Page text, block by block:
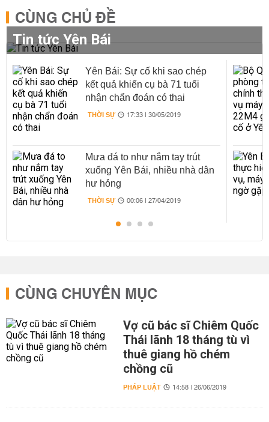
CÙNG CHỦ ĐỀ
Tin tức Yên Bái
Yên Bái: Sự cố khi sao chép
kết quả khiến cụ bà 71 tuổi
nhận chẩn đoán có thai
THỜI SỰ 17:33 | 30/05/2019
Mưa đá to như nắm tay trút
xuống Yên Bái, nhiều nhà dân
hư hỏng
THỜI SỰ 00:06 | 27/04/2019
CÙNG CHUYÊN MỤC
Vợ cũ bác sĩ Chiêm Quốc
Thái lãnh 18 tháng tù vì
thuê giang hồ chém
chồng cũ
PHÁP LUẬT 14:58 | 26/06/2019